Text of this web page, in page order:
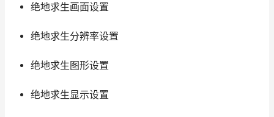
绝地求生画面设置
绝地求生分辨率设置
绝地求生图形设置
绝地求生显示设置